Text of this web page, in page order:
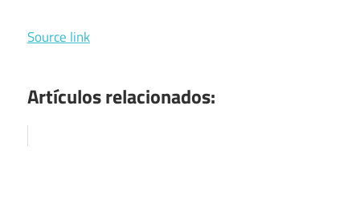
Source link
Artículos relacionados: